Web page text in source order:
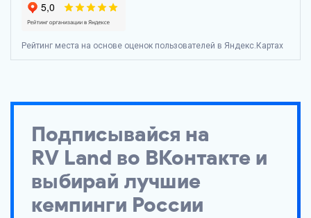
Рейтинг места на основе оценок пользователей в Яндекс.Картах
Подписывайся на
RV Land во ВКонтакте и
выбирай лучшие
кемпинги России